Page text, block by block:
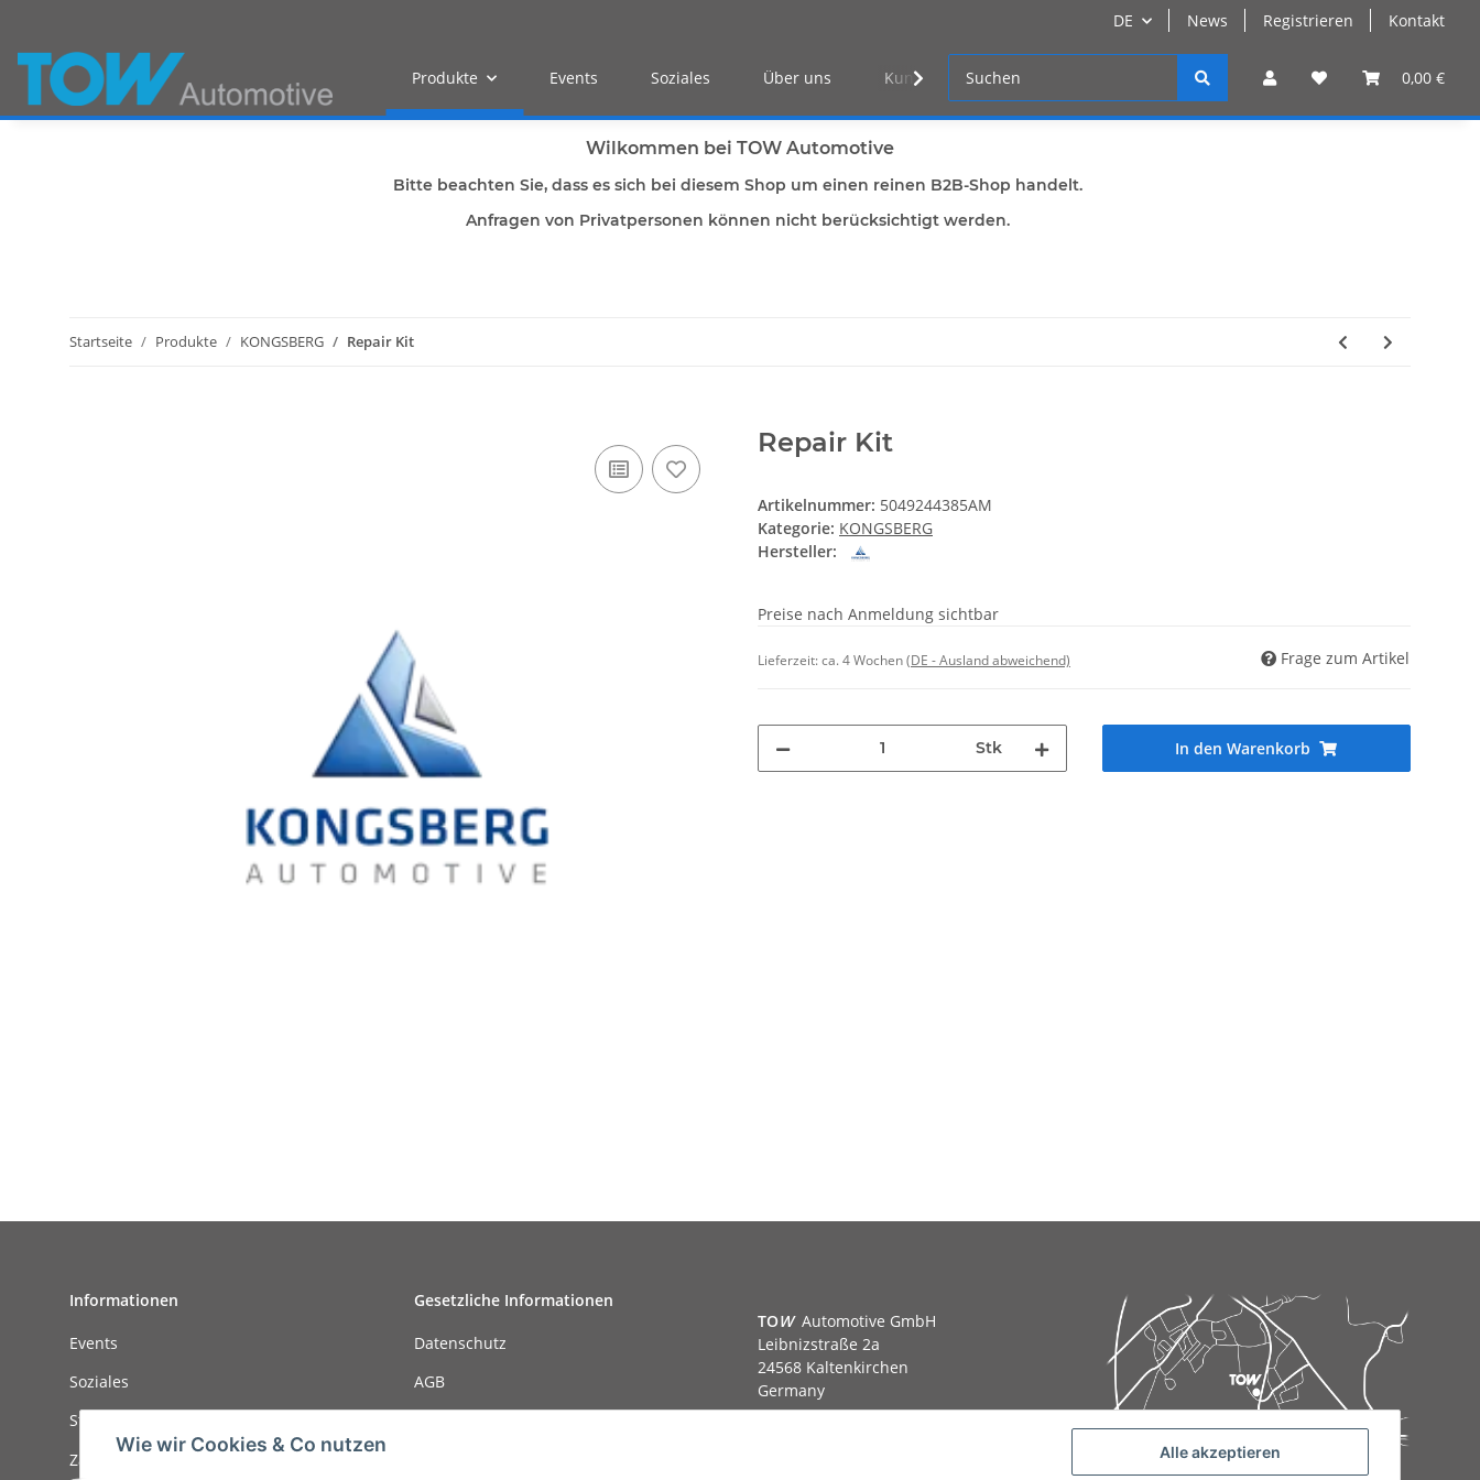
DE News Registrieren Kontakt
0,00 €
Produkte Events Soziales Über uns Kunden Log-in
Wilkommen bei TOW Automotive
Bitte beachten Sie, dass es sich bei diesem Shop um einen reinen B2B-Shop handelt.
Anfragen von Privatpersonen können nicht berücksichtigt werden.
Startseite Produkte KONGSBERG Repair Kit
Repair Kit
Artikelnummer: 5049244385AM
Kategorie: KONGSBERG
Hersteller:
Preise nach Anmeldung sichtbar
Lieferzeit:ca. 4 Wochen(DE - Ausland abweichend) Frage zum Artikel
Stk In den Warenkorb
Informationen
Events
Soziales
Stellenanzeigen
Zahlungsmöglichkeiten
Gesetzliche Informationen
Datenschutz
AGB
TOW Automotive GmbH
Leibnizstraße 2a
24568 Kaltenkirchen
Germany
Wie wir Cookies & Co nutzen Alle akzeptieren